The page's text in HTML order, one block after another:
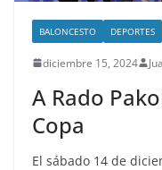
BALONCESTO DEPORTES
diciembre 15, 2024
A Rado
Copa
El sábado 14 de